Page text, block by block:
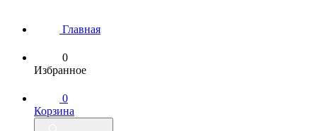
Главная
0
Избранное
0
Корзина